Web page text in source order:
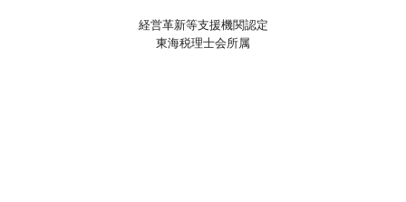
経営革新等支援機関認定
東海税理士会所属